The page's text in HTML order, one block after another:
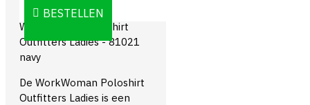
BESTELLEN
WorkWoman Poloshirt
Outfitters Ladies - 81021
navy
De WorkWoman Poloshirt
Outfitters Ladies is een